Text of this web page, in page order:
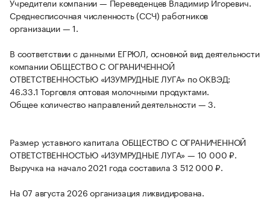
Учредители компании — Переведенцев Владимир Игоревич.
Среднесписочная численность (ССЧ) работников
организации — 1.
В соответствии с данными ЕГРЮЛ, основной вид деятельности
компании ОБЩЕСТВО С ОГРАНИЧЕННОЙ
ОТВЕТСТВЕННОСТЬЮ «ИЗУМРУДНЫЕ ЛУГА» по ОКВЭД:
46.33.1 Торговля оптовая молочными продуктами.
Общее количество направлений деятельности — 3.
Размер уставного капитала ОБЩЕСТВО С ОГРАНИЧЕННОЙ
ОТВЕТСТВЕННОСТЬЮ «ИЗУМРУДНЫЕ ЛУГА» — 10 000 ₽.
Выручка на начало 2021 года составила 3 512 000 ₽.
На 07 августа 2026 организация ликвидирована.